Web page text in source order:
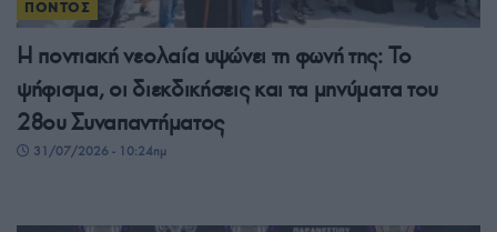
ΠΟΝΤΟΣ
Η ποντιακή νεολαία υψώνει τη φωνή της: Το
ψήφισμα, οι διεκδικήσεις και τα μηνύματα του
28ου Συναπαντήματος
31/07/2026 - 10:24πμ